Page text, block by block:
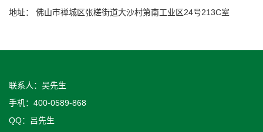
地址： 佛山市禅城区张槎街道大沙村第南工业区24号213C室
联系人：吴先生
手机：400-0589-868
QQ：吕先生